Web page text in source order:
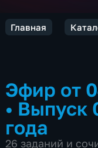
Главная
Эфир от
• Выпуск
года
26 заданий и